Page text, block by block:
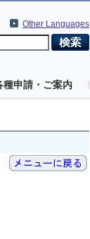
Other Languages
種申請・ご案内